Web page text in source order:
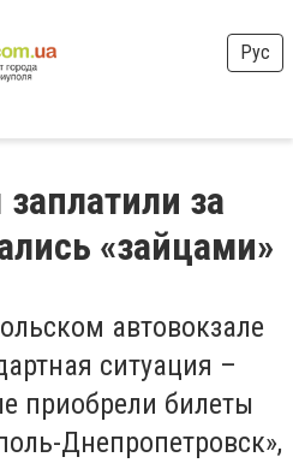
Рус
за
«зайцами»
автовокзале
ситуация –
приобрели билеты
Днепропетровск»,